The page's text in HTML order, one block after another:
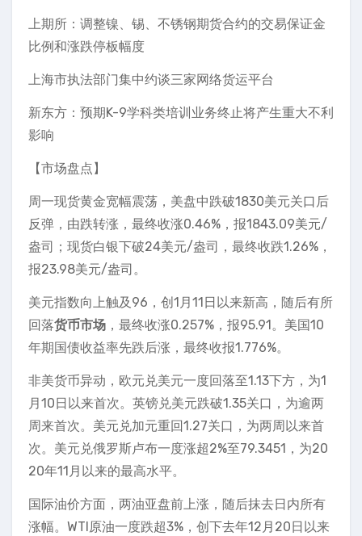
上期所：调整镍、锡、不锈钢期货合约的交易保证金
比例和涨跌停板幅度
上海市执法部门集中约谈三家网络货运平台
新东方：预期K-9学科类培训业务终止将产生重大不利
影响
【市场盘点】
周一现货黄金宽幅震荡，美盘中跌破1830美元关口后
反弹，由跌转涨，最终收涨0.46%，报1843.09美元/
盎司；现货白银下破24美元/盎司，最终收跌1.26%，
报23.98美元/盎司。
美元指数向上触及96，创1月11日以来新高，随后有所
回落货币市场 ，最终收涨0.257%，报95.91。美国10
年期国债收益率先跌后涨，最终收报1.776%。
非美货币异动，欧元兑美元一度回落至1.13下方，为1
月10日以来首次。英镑兑美元跌破1.35关口，为逾两
周来首次。美元兑加元重回1.27关口，为两周以来首
次。美元兑俄罗斯卢布一度涨超2%至79.3451，为20
20年11月以来的最高水平。
国际油价方面，两油亚盘前上涨，随后抹去日内所有
涨幅。WTI原油一度跌超3%，创下去年12月20日以来